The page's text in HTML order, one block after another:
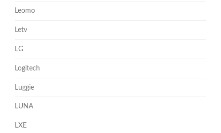
Leomo
Letv
LG
Logitech
Luggie
LUNA
LXE